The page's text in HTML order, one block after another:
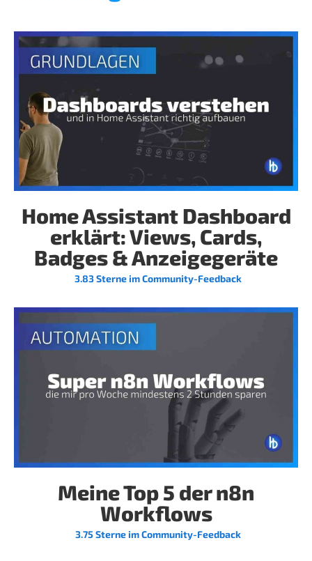
Home Assistant Dashboard
erklärt: Views, Cards,
Badges & Anzeigegeräte
3.83 Sterne im Community-Feedback
Meine Top 5 der n8n
Workflows
3.75 Sterne im Community-Feedback